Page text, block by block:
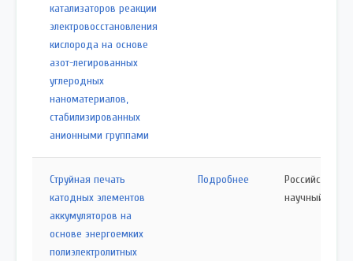
катализаторов реакции
электровосстановления
кислорода на основе
азот-легированных
углеродных
наноматериалов,
стабилизированных
анионными группами
Струйная печать
катодных элементов
аккумуляторов на
основе энергоемких
полиэлектролитных
Подробнее
Российский
научный фонд